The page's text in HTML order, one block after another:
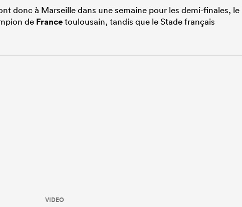
donc à Marseille dans une semaine pour les demi-finales, le
de Francetoulousain, tandis que le Stade français
VIDEO